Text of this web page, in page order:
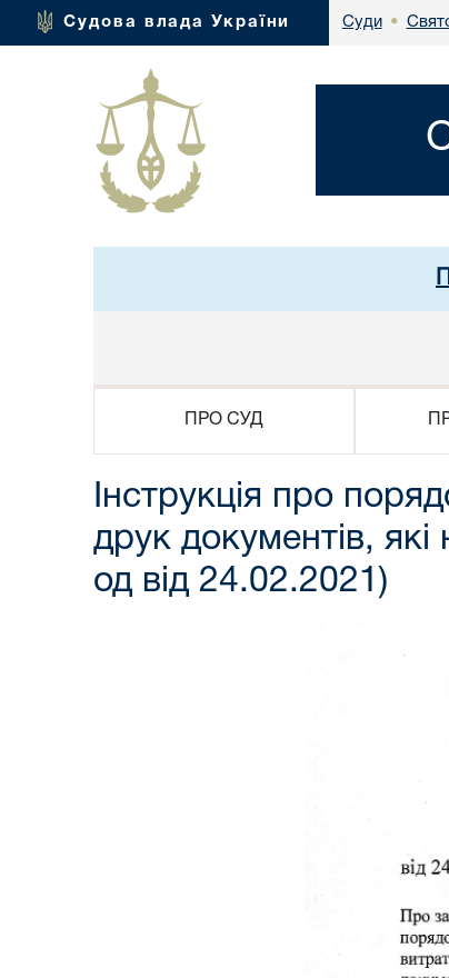
Судова влада України Суди •
ПРО СУД
Інструкція про
друк документів,
од від 24.02.2021)